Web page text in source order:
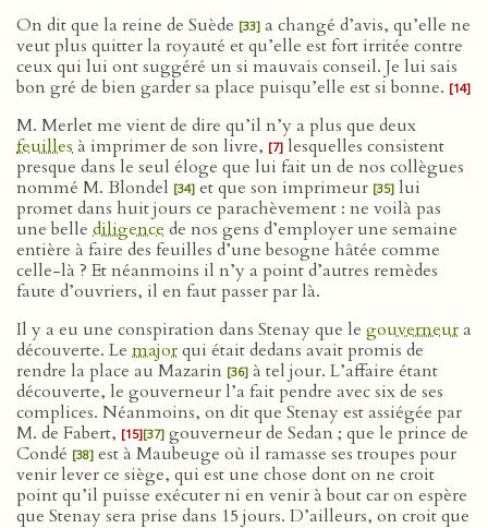
On dit que la reine de Suède [33] a changé d’avis, qu’elle ne
veut plus quitter la royauté et qu’elle est fort irritée contre
ceux qui lui ont suggéré un si mauvais conseil. Je lui sais
bon gré de bien garder sa place puisqu’elle est si bonne. [14]
M. Merlet me vient de dire qu’il n’y a plus que deux
feuillesà imprimer de son livre, [7] lesquelles consistent
presque dans le seul éloge que lui fait un de nos collègues
nommé M. Blondel [34] et que son imprimeur [35] lui
promet dans huit jours ce parachèvement : ne voilà pas
une belle diligence de nos gens d’employer une semaine
entière à faire des feuilles d’une besogne hâtée comme
celle-là ? Et néanmoins il n’y a point d’autres remèdes
faute d’ouvriers, il en faut passer par là.
Il y a eu une conspiration dans Stenay que le gouverneura
découverte. Le majorqui était dedans avait promis de
rendre la place au Mazarin [36] à tel jour. L’affaire étant
découverte, le gouverneur l’a fait pendre avec six de ses
complices. Néanmoins, on dit que Stenay est assiégée par
M. de Fabert, [15][37] gouverneur de Sedan ; que le prince de
Condé [38] est à Maubeuge où il ramasse ses troupes pour
venir lever ce siège, qui est une chose dont on ne croit
point qu’il puisse exécuter ni en venir à bout car on espère
que Stenay sera prise dans 15 jours. D’ailleurs, on croit que